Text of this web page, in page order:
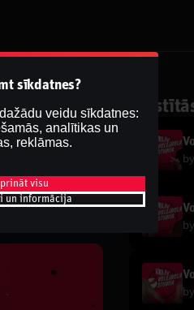
by
by
by
sīkdatnes?
veidu sīkdatnes:
analītikas un
reklāmas.
visu
un informācija